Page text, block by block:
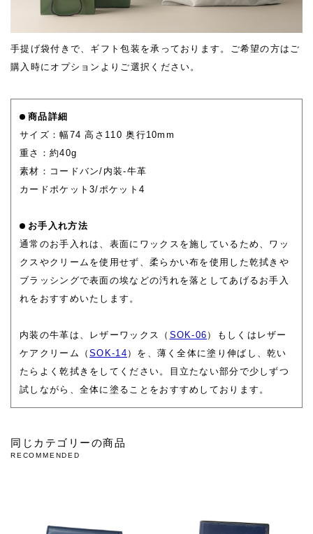
手提げ袋付きで、ギフト包装を承っております。ご希望の方はご
購入時にオプションよりご選択ください。
商品詳細
サイズ：幅74 高さ110 奥行10mm
重さ：約40g
素材：コードバン/内装-牛革
カードポケット3/ポケット4
お手入れ方法
通常のお手入れは、表面にワックスを施しているため、ワッ
クスやクリームを使用せず、柔らかい布を使用した乾拭きや
ブラッシングで表面の埃などの汚れを落としてあげるお手入
れをおすすめいたします。
内装の牛革は、レザーワックス（ SOK-06 ）もしくはレザー
ケアクリーム（SOK-14 ）を、薄く全体に塗り伸ばし、乾い
たらよく乾拭きをしてください。目立たない部分で少しずつ
試しながら、全体に塗ることをおすすめしております。
同じカテゴリーの商品
RECOMMENDED